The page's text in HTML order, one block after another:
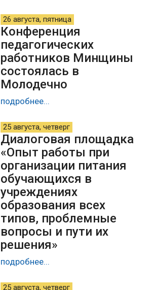
26 августа, пятница
Конференция
педагогических
работников Минщины
состоялась в
Молодечно
подробнее...
25 августа, четверг
Диалоговая площадка
«Опыт работы при
организации питания
обучающихся в
учреждениях
образования всех
типов, проблемные
вопросы и пути их
решения»
подробнее...
25 августа, четверг